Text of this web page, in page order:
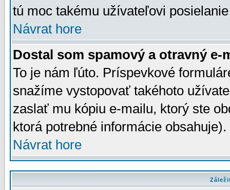
tú moc takému užívateľovi
Návrat hore
Dostal som spamový a otravný e-
To je nám ľúto. Príspevkové
snažíme vystopovať takéhoto
zaslať mu kópiu e-mailu, ktorý ste
ktorá potrebné informácie
Návrat hore